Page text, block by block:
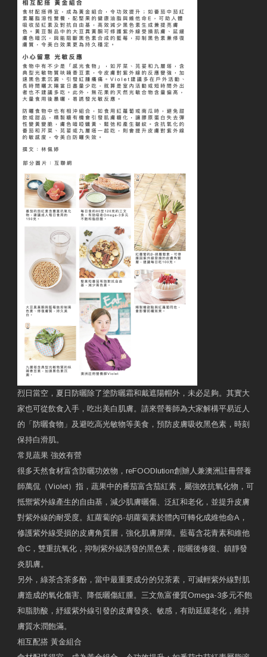
烈日當空，夏日防曬除了塗防曬霜和戴遮陽帽外，未必足夠。其實大
家也可從飲食入手，吃出美白肌膚。請來營養師為大家解構平易近人
的「防曬食物」及避吃高光敏物等美食，預防皮膚吸收黑色素，時刻
保持白滑肌。
常見蔬果 強效有營
很多天然食材富含防曬功效物，reFOODlution創辧人兼澳洲註冊營養
師萬侃（Violet）指，蔬果中的番茄富含茄紅素，屬強效抗氧化物，可
抵禦紫外線產生的自由基，減少肌膚曬傷、泛紅和老化，並提升皮膚
對紫外線的耐受度。紅蘿蔔的β-胡蘿蔔素於體內可轉化成維他命A，
修護紫外線受損的皮膚角質層，強化肌膚屏障。藍莓含花青素和維他
命C，雙重抗氧化，抑制紫外線誘發的黑色素，能曬後修復、鎮靜發
炎肌膚。
另外，綠茶含茶多酚，當中最重要成分的兒茶素，可減輕紫外線對肌
膚造成的氧化傷害、降低曬傷紅腫。三文魚富優質Omega-3多元不飽
和脂肪酸，紓緩紫外線引發的皮膚發炎、敏感，有助延緩老化，維持
膚質水潤飽滿。
相互配搭 黃金組合